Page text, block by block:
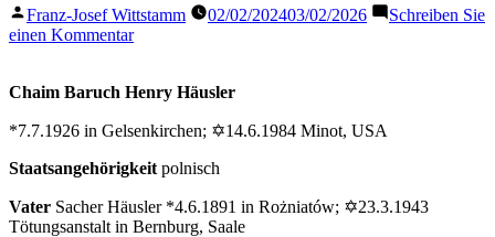
Veröffentlicht
von
Franz-Josef Wittstamm 02/02/202403/02/2026
Schreiben Sie
einen Kommentarzu
Chaim Baruch Henry Häusler
*7.7.1926 in Gelsenkirchen; ✡14.6.1984 Minot, USA
Staatsangehörigkeit polnisch
Vater Sacher Häusler *4.6.1891 in Rożniatów; ✡23.3.1943
Tötungsanstalt in Bernburg, Saale